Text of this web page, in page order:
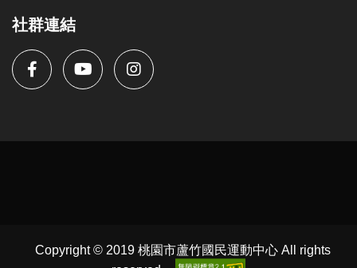
社群連結
Copyright © 2019 桃園市蘆竹國民運動中心 All rights